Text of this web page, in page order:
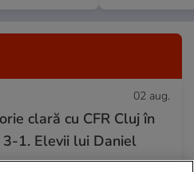
02 aug.
clară cu CFR Cluj în
1. Elevii lui Daniel